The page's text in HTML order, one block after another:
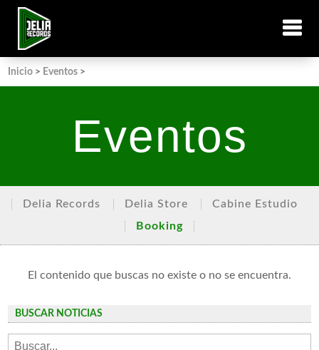
Inicio > Eventos >
Eventos
Delia Records Delia Store
Cabine Estudio
Booking
El contenido que buscas no existe o no se encuentra.
BUSCAR NOTICIAS